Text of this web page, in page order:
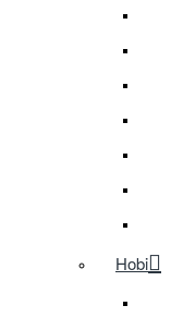
Hobi